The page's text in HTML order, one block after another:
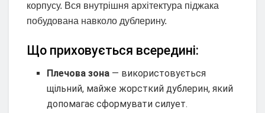
корпусу. Вся внутрішня архітектура піджака
побудована навколо дублерину.
Що приховується всередині:
Плечова зона — використовується
щільний, майже жорсткий дублерин, який
допомагає сформувати силует.